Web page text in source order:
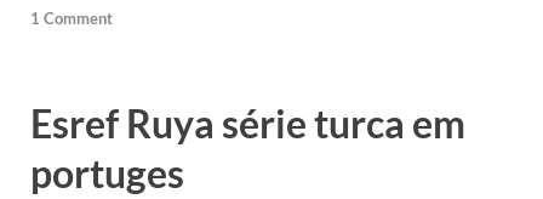
1 Comment
Esref Ruya série turca em
portuges